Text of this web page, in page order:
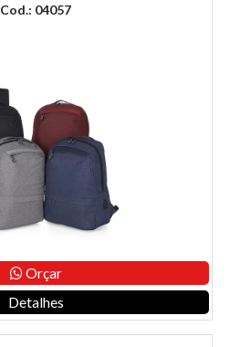
Cod.: 04057
Orçar
Detalhes